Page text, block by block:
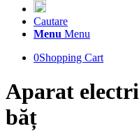
Cautare
Menu Menu
0Shopping Cart
Aparat
băț